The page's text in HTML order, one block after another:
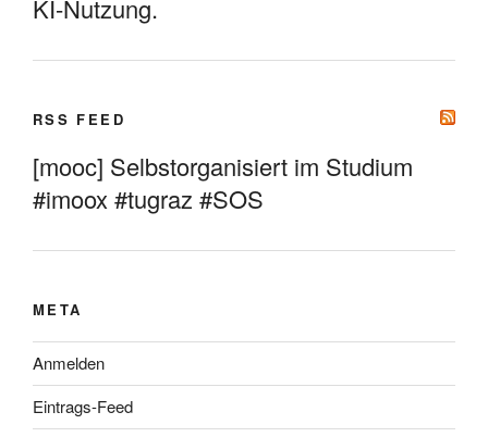
KI-Nutzung.
RSS FEED
[mooc] Selbstorganisiert im Studium
#imoox #tugraz #SOS
META
Anmelden
Eintrags-Feed